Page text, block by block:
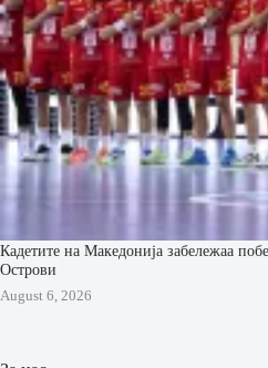
Кадетите на Македонија забележаа
Острови
August 6, 2026